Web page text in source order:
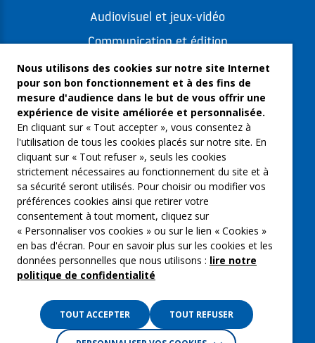
Audiovisuel et jeux-vidéo
Communication et édition
Freelances et artistes-auteurs
Musique et spectacles
Qui sommes-nous ?
Groupe Emargence
C’moi le chef
Actualités
Contactez nous
Mentions légales
Gestion des cookies
Nous utilisons des cookies sur notre site Internet
pour son bon fonctionnement et à des fins de
mesure d'audience dans le but de vous offrir une
expérience de visite améliorée et personnalisée.
En cliquant sur « Tout accepter », vous consentez à
l'utilisation de tous les cookies placés sur notre site. En
cliquant sur « Tout refuser », seuls les cookies
strictement nécessaires au fonctionnement du site et à
sa sécurité seront utilisés. Pour choisir ou modifier vos
préférences cookies ainsi que retirer votre
consentement à tout moment, cliquez sur
« Personnaliser vos cookies » ou sur le lien « Cookies »
en bas d'écran. Pour en savoir plus sur les cookies et les
données personnelles que nous utilisons : lire notre
politique de confidentialité
TOUT ACCEPTER TOUT REFUSER